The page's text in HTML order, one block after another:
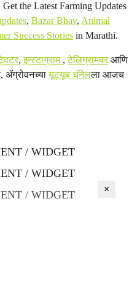
the Latest Farming Updates
, Bazar Bhav, Animal
Success Stories in Marathi.
,इन्स्टाग्राम ,टेलिग्रामवरआणि
ॲग्रोवनच्यायूट्यूब चॅनेलला आजच
/ WIDGET
/ WIDGET
/ WIDGET
×